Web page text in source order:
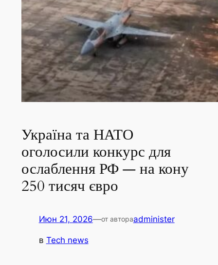
Україна та НАТО
оголосили конкурс для
ослаблення РФ — на кону
250 тисяч євро
Июн 21, 2026—от автораadminister
в Tech news